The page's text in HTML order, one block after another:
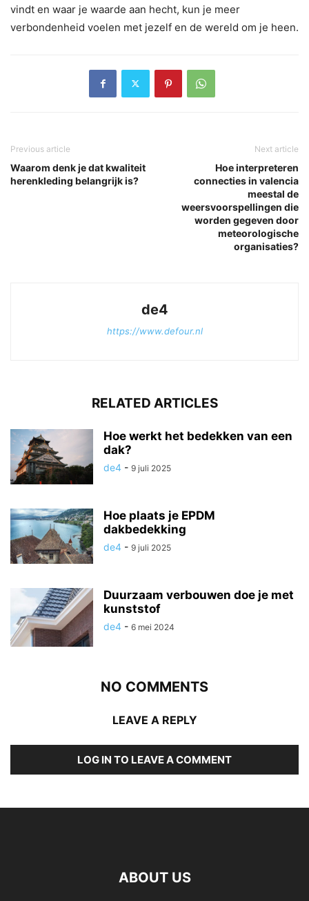
vindt en waar je waarde aan hecht, kun je meer
verbondenheid voelen met jezelf en de wereld om je heen.
Previous article
Waarom denk je dat kwaliteit
herenkleding belangrijk is?
Next article
Hoe interpreteren
connecties in valencia
meestal de
weersvoorspellingen die
worden gegeven door
meteorologische
organisaties?
de4
https://www.defour.nl
RELATED ARTICLES
Hoe werkt het bedekken van een
dak?
de4 - 9 juli 2025
Hoe plaats je EPDM
dakbedekking
de4 - 9 juli 2025
Duurzaam verbouwen doe je met
kunststof
de4 - 6 mei 2024
NO COMMENTS
LEAVE A REPLY
LOG IN TO LEAVE A COMMENT
ABOUT US